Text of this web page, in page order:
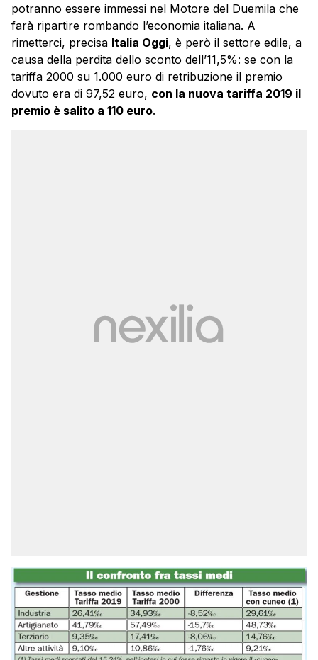
potranno essere immessi nel Motore del Duemila che
farà ripartire rombando l’economia italiana. A
rimetterci, precisa Italia Oggi, è però il settore edile, a
causa della perdita dello sconto dell’11,5%: se con la
tariffa 2000 su 1.000 euro di retribuzione il premio
dovuto era di 97,52 euro, con la nuova tariffa 2019 il
premio è salito a 110 euro.